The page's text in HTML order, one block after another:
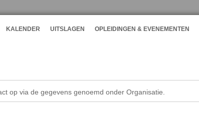
KALENDER UITSLAGEN OPLEIDINGEN & EVENEMENTEN
op via de gegevens genoemd onder Organisatie.